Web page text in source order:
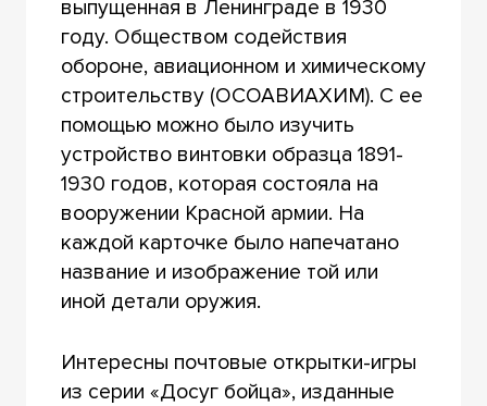
выпущенная в Ленинграде в 1930
году. Обществом содействия
обороне, авиационном и химическому
строительству (ОСОАВИАХИМ). С ее
помощью можно было изучить
устройство винтовки образца 1891-
1930 годов, которая состояла на
вооружении Красной армии. На
каждой карточке было напечатано
название и изображение той или
иной детали оружия.
Интересны почтовые открытки-игры
из серии «Досуг бойца», изданные